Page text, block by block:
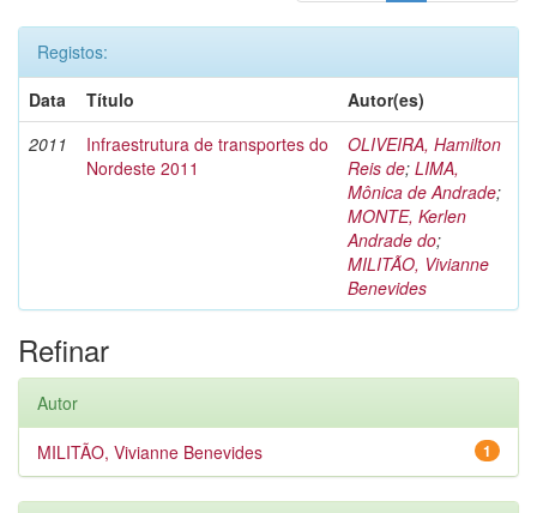
Registos:
Data
Título
Autor(es)
2011
Infraestrutura de transportes do
Nordeste 2011
OLIVEIRA, Hamilton
Reis de; LIMA,
Mônica de Andrade;
MONTE, Kerlen
Andrade do;
MILITÃO, Vivianne
Benevides
Refinar
Autor
1
MILITÃO, Vivianne Benevides